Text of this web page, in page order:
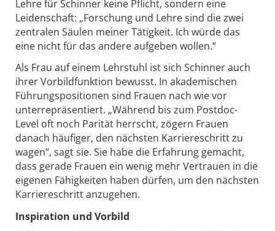
Lehre für Schinner keine Pflicht, sondern eine
Leidenschaft: „Forschung und Lehre sind die zwei
zentralen Säulen meiner Tätigkeit. Ich würde das
eine nicht für das andere aufgeben wollen.“
Als Frau auf einem Lehrstuhl ist sich Schinner auch
ihrer Vorbildfunktion bewusst. In akademischen
Führungspositionen sind Frauen nach wie vor
unterrepräsentiert. „Während bis zum Postdoc-
Level oft noch Parität herrscht, zögern Frauen
danach häufiger, den nächsten Karriereschritt zu
wagen“, sagt sie. Sie habe die Erfahrung gemacht,
dass gerade Frauen ein wenig mehr Vertrauen in die
eigenen Fähigkeiten haben dürfen, um den nächsten
Karriereschritt anzugehen.
Inspiration und Vorbild